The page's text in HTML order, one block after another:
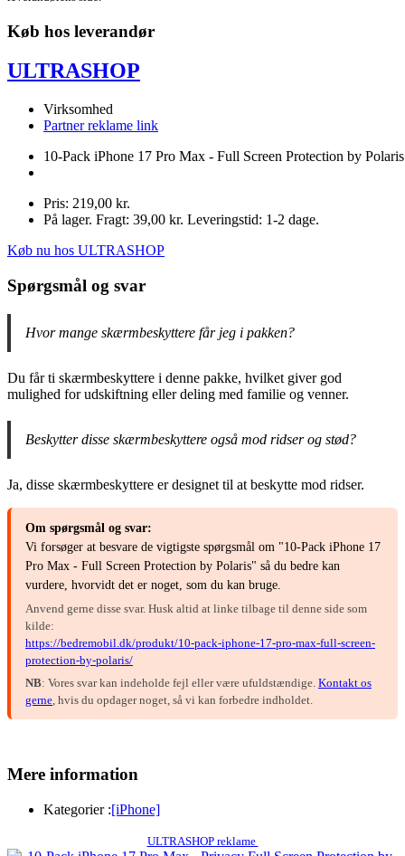
Køb hos leverandør
ULTRASHOP
Virksomhed
Partner reklame link
10-Pack iPhone 17 Pro Max - Full Screen Protection by Polaris
Pris: 219,00 kr.
På lager. Fragt: 39,00 kr. Leveringstid: 1-2 dage.
Køb nu hos ULTRASHOP
Spørgsmål og svar
Hvor mange skærmbeskyttere får jeg i pakken?
Du får ti skærmbeskyttere i denne pakke, hvilket giver god
mulighed for udskiftning eller deling med familie og venner.
Beskytter disse skærmbeskyttere også mod ridser og stød?
Ja, disse skærmbeskyttere er designet til at beskytte mod ridser.
Om spørgsmål og svar:
Vi forsøger at besvare de vigtigste spørgsmål om "10-Pack iPhone 17
Pro Max - Full Screen Protection by Polaris" så du bedre kan
vurdere, hvorvidt det er noget, som du kan bruge.
Anvend gerne disse svar. Husk altid at linke tilbage til denne side som
kilde:
https://bedremobil.dk/produkt/10-pack-iphone-17-pro-max-full-screen-
protection-by-polaris/
NB: Vores svar kan indeholde fejl eller være ufuldstændige. Kontakt os
gerne, hvis du opdager noget, så vi kan forbedre indholdet.
Mere information
Kategorier :[iPhone]
ULTRASHOP reklame